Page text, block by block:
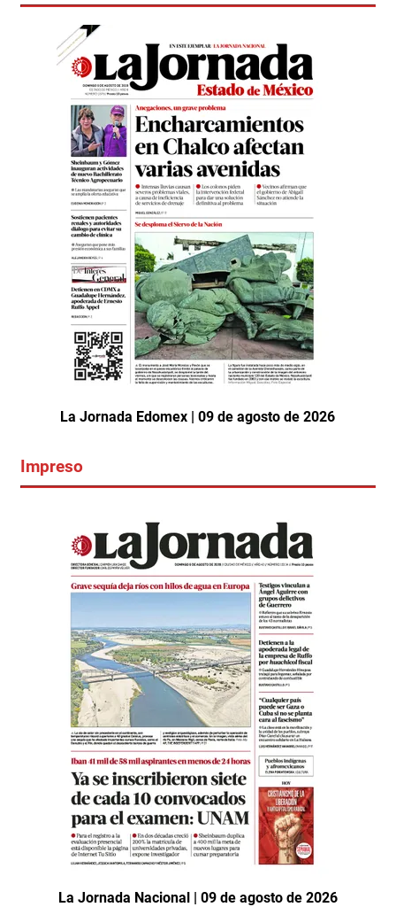
La Jornada Edomex | 09 de agosto de 2026
Impreso
La Jornada Nacional | 09 de agosto de 2026